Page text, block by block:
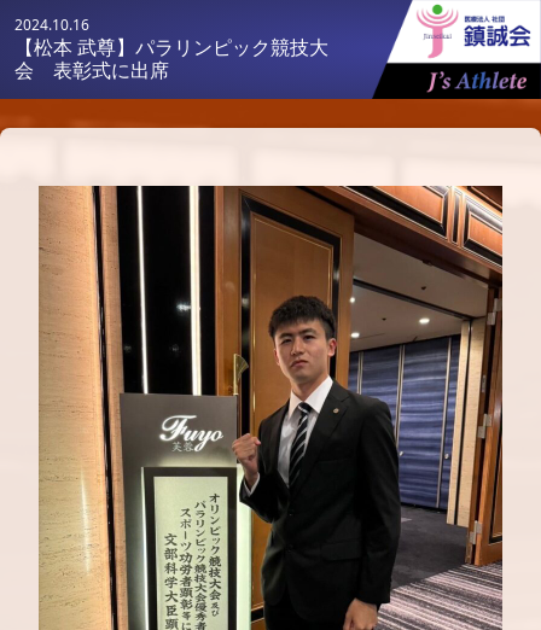
2024.10.16
【松本 武尊】パラリンピック競技大
会 表彰式に出席